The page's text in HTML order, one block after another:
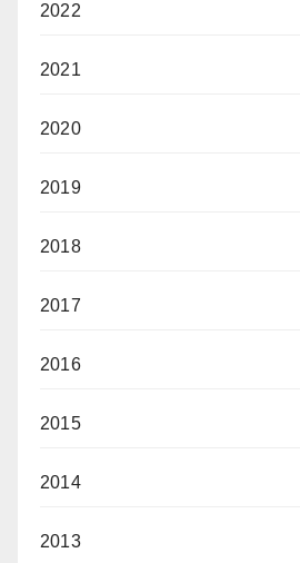
2022
2021
2020
2019
2018
2017
2016
2015
2014
2013